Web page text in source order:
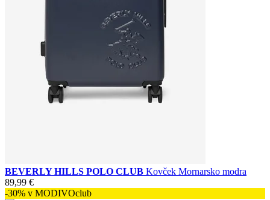
BEVERLY HILLS POLO CLUB Kovček Mornarsko modra
89,99 €
-30% v MODIVOclub